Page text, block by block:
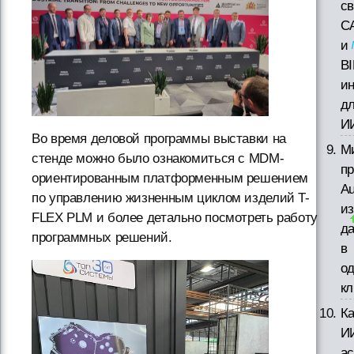
Во время деловой программы выставки на
стенде можно было ознакомиться с MDM-
ориентированным платформенным решением
по управлению жизненным циклом изделий T-
FLEX PLM и более детально посмотреть работу
программных решений.
и
в